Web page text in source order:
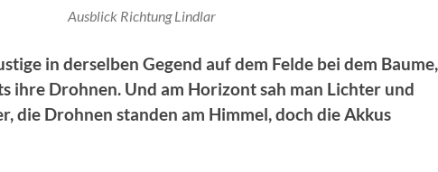
Ausblick Richtung Lindlar
in derselben Gegend auf dem Felde bei dem Baume,
ihre Drohnen. Und am Horizont sah man Lichter und
die Drohnen standen am Himmel, doch die Akkus